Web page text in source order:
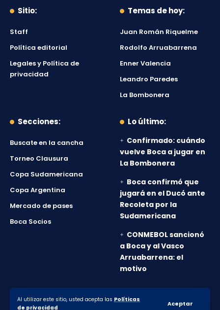
Al utilizar este sitio, usted acepta las Políticas
de privacidad
Aceptar
Sitio:
Staff
Política editorial
Legales y Política de
privacidad
Temas de hoy:
Juan Román Riquelme
Rodolfo Arruabarrena
Enner Valencia
Leandro Paredes
La Bombonera
Secciones:
Buscate en la cancha
Torneo Clausura
Copa Sudamericana
Copa Argentina
Mercado de pases
Boca Socios
Lo último:
Confirmado: cuándo
vuelve Boca a jugar en
La Bombonera
Boca confirmó que
jugará en el Ducó ante
Recoleta por la
Sudamericana
CONMEBOL sancionó
a Boca y al Vasco
Arruabarrena: el
motivo
© 2010-2026 Lanumero12.com.ar - Todos los derechos